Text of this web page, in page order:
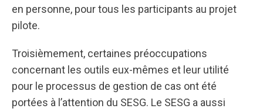
en personne, pour tous les participants au projet
pilote.
Troisièmement, certaines préoccupations
concernant les outils eux-mêmes et leur utilité
pour le processus de gestion de cas ont été
portées à l’attention du SESG. Le SESG a aussi